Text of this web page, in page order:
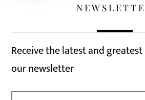
Receive the latest and
our newsletter